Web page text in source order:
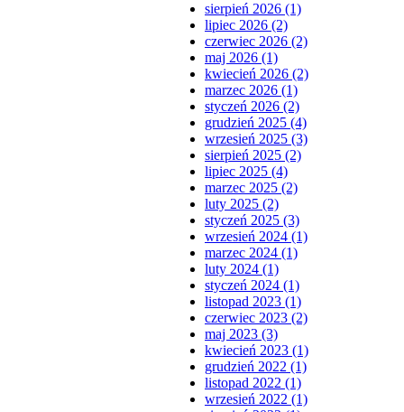
sierpień 2026 (1)
lipiec 2026 (2)
czerwiec 2026 (2)
maj 2026 (1)
kwiecień 2026 (2)
marzec 2026 (1)
styczeń 2026 (2)
grudzień 2025 (4)
wrzesień 2025 (3)
sierpień 2025 (2)
lipiec 2025 (4)
marzec 2025 (2)
luty 2025 (2)
styczeń 2025 (3)
wrzesień 2024 (1)
marzec 2024 (1)
luty 2024 (1)
styczeń 2024 (1)
listopad 2023 (1)
czerwiec 2023 (2)
maj 2023 (3)
kwiecień 2023 (1)
grudzień 2022 (1)
listopad 2022 (1)
wrzesień 2022 (1)